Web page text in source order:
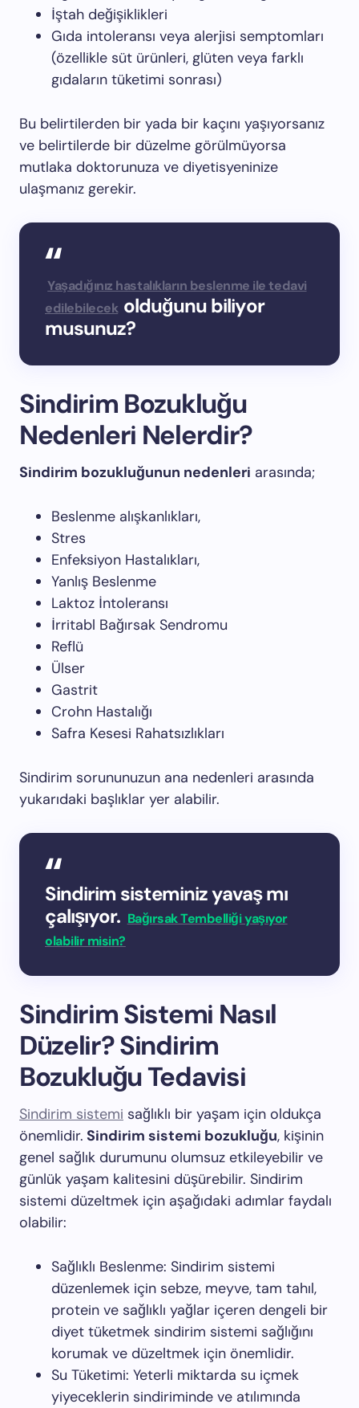
İştah değişiklikleri
Gıda intoleransı veya alerjisi semptomları
(özellikle süt ürünleri, glüten veya farklı
gıdaların tüketimi sonrası)
Bu belirtilerden bir yada bir kaçını yaşıyorsanız
ve belirtilerde bir düzelme görülmüyorsa
mutlaka doktorunuza ve diyetisyeninize
ulaşmanız gerekir.
Yaşadığınız hastalıkların beslenme ile tedavi
edilebilecek olduğunu biliyor
musunuz?
Sindirim Bozukluğu
Nedenleri Nelerdir?
Sindirim bozukluğunun nedenleri arasında;
Beslenme alışkanlıkları,
Stres
Enfeksiyon Hastalıkları,
Yanlış Beslenme
Laktoz İntoleransı
İrritabl Bağırsak Sendromu
Reflü
Ülser
Gastrit
Crohn Hastalığı
Safra Kesesi Rahatsızlıkları
Sindirim sorununuzun ana nedenleri arasında
yukarıdaki başlıklar yer alabilir.
Sindirim sisteminiz yavaş mı
çalışıyor. Bağırsak Tembelliği yaşıyor
olabilir misin?
Sindirim Sistemi Nasıl
Düzelir? Sindirim
Bozukluğu Tedavisi
Sindirim sistemi sağlıklı bir yaşam için oldukça
önemlidir. Sindirim sistemi bozukluğu, kişinin
genel sağlık durumunu olumsuz etkileyebilir ve
günlük yaşam kalitesini düşürebilir. Sindirim
sistemi düzeltmek için aşağıdaki adımlar faydalı
olabilir:
Sağlıklı Beslenme: Sindirim sistemi
düzenlemek için sebze, meyve, tam tahıl,
protein ve sağlıklı yağlar içeren dengeli bir
diyet tüketmek sindirim sistemi sağlığını
korumak ve düzeltmek için önemlidir.
Su Tüketimi: Yeterli miktarda su içmek
yiyeceklerin sindiriminde ve atılımında